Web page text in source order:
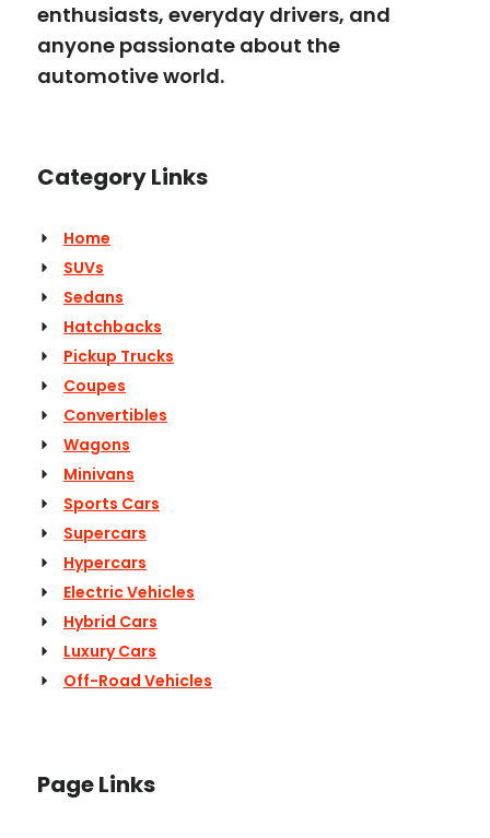
enthusiasts, everyday drivers, and
anyone passionate about the
automotive world.
Category Links
Home
SUVs
Sedans
Hatchbacks
Pickup Trucks
Coupes
Convertibles
Wagons
Minivans
Sports Cars
Supercars
Hypercars
Electric Vehicles
Hybrid Cars
Luxury Cars
Off-Road Vehicles
Page Links